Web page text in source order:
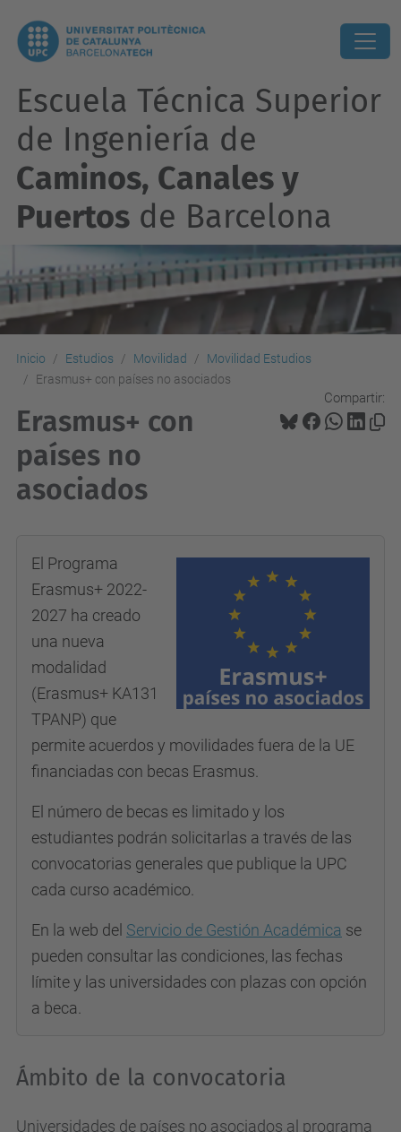
Escuela Técnica Superior
de Ingeniería de
Caminos, Canales y
Puertos de Barcelona
Inicio Estudios Movilidad
Movilidad Estudios
Erasmus+ con países no asociados
Compartir:
Erasmus+ con
países no
asociados
El Programa
Erasmus+ 2022-
2027 ha creado
una nueva
modalidad
(Erasmus+ KA131
TPANP) que
permite acuerdos y movilidades fuera de la UE
financiadas con becas Erasmus.
El número de becas es limitado y los
estudiantes podrán solicitarlas a través de las
convocatorias generales que publique la UPC
cada curso académico.
En la web del Servicio de Gestión Académica se
pueden consultar las condiciones, las fechas
límite y las universidades con plazas con opción
a beca.
Ámbito de la convocatoria
Universidades de países no asociados al programa